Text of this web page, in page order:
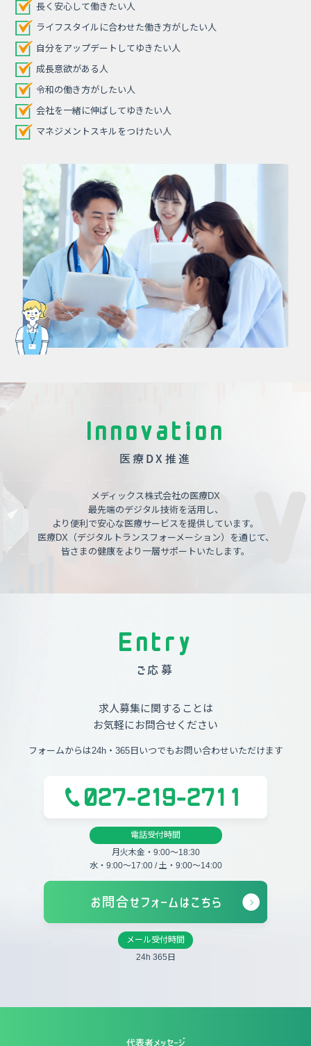
長く安心して働きたい人
ライフスタイルに合わせた働き方がしたい人
自分をアップデートしてゆきたい人
成長意欲がある人
令和の働き方がしたい人
会社を一緒に伸ばしてゆきたい人
マネジメントスキルをつけたい人
Innovation
医療DX推進
メディックス株式会社の医療DX
最先端のデジタル技術を活用し、
より便利で安心な医療サービスを提供しています。
医療DX（デジタルトランスフォーメーション）を通じて、
皆さまの健康をより一層サポートいたします。
Entry
ご応募
求人募集に関することは
お気軽にお問合せください
フォームからは24h・365日いつでもお問い合わせいただけます
電話受付時間
月火木金・9:00〜18:30
水・9:00〜17:00 / 土・9:00〜14:00
メール受付時間
24h 365日
代表者メッセージ